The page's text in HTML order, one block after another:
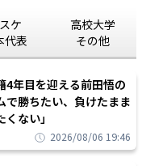
ケ
代表
高校大学
その他
4年目を迎える前田悟の
で勝ちたい、負けたまま
ない」
2026/08/06 19:46